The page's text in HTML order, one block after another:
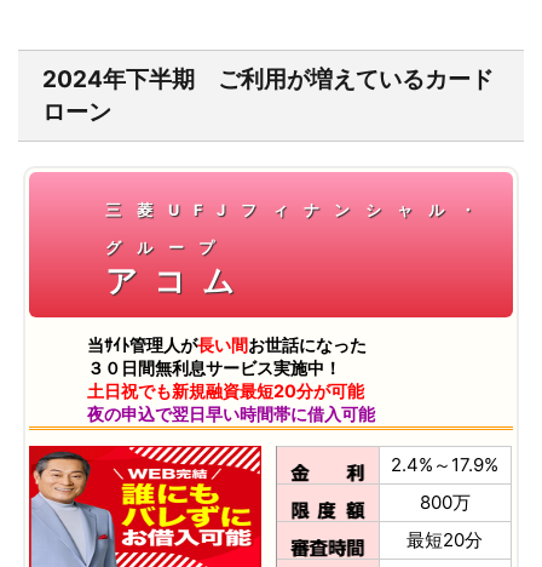
2024年下半期 ご利用が増えているカード
ローン
三菱UFJフィナンシャル・
グループ
アコム
当ｻｲﾄ管理人が長い間お世話になった
３０日間無利息サービス実施中！
土日祝でも新規融資最短20分が可能
夜の申込で翌日早い時間帯に借入可能
2.4%～17.9%
800万
最短20分